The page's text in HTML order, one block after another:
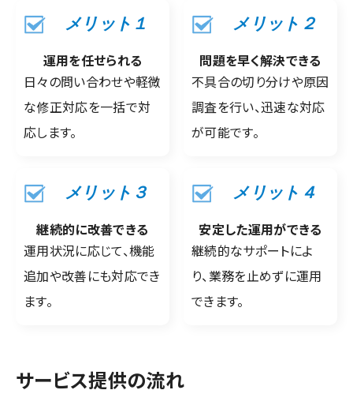
メリット１
運用を任せられる
日々の問い合わせや軽微
な修正対応を一括で対
応します。
メリット２
問題を早く解決できる
不具合の切り分けや原因
調査を行い、迅速な対応
が可能です。
メリット３
継続的に改善できる
運用状況に応じて、機能
追加や改善にも対応でき
ます。
メリット４
安定した運用ができる
継続的なサポートによ
り、業務を止めずに運用
できます。
サービス提供の流れ